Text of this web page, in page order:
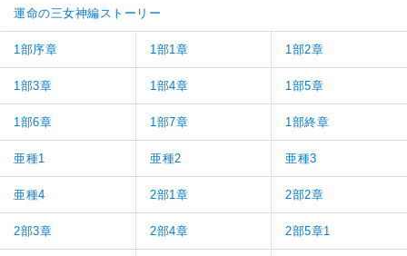
運命の三女神編ストーリー
1部序章 1部1章 1部2章
1部3章 1部4章 1部5章
1部6章 1部7章 1部終章
亜種1 亜種2 亜種3
亜種4 2部1章 2部2章
2部3章 2部4章 2部5章1